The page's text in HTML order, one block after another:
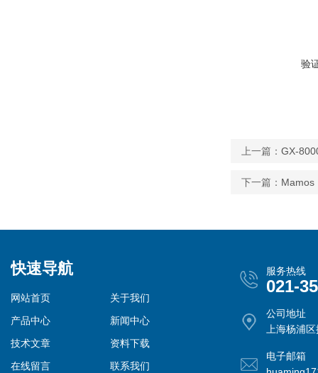
验
上一篇： GX-
下一篇： Mamos
快速导航
网站首页
关于我们
产品中心
新闻中心
技术文章
资料下载
在线留言
联系我们
服务热线
021-
公司地址
上海杨浦
电子邮箱